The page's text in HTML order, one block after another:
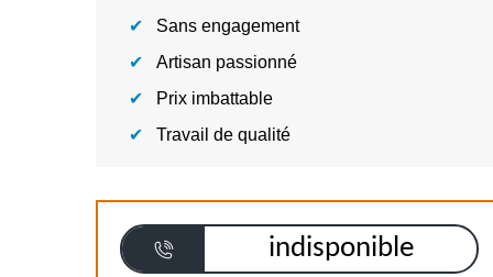
Sans engagement
Artisan passionné
Prix imbattable
Travail de qualité
indisponible